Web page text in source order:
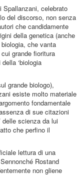
Spallanzani, celebrato
del discorso, non senza
che candidamente
della genetica (anche
che vanta
grande fioritura
‘biologia
grande biologo),
esiste molto materiale
fondamentale
di sue citazioni
delle scienza da lui
che perfino il
lettura di una
Rostand
non gliene